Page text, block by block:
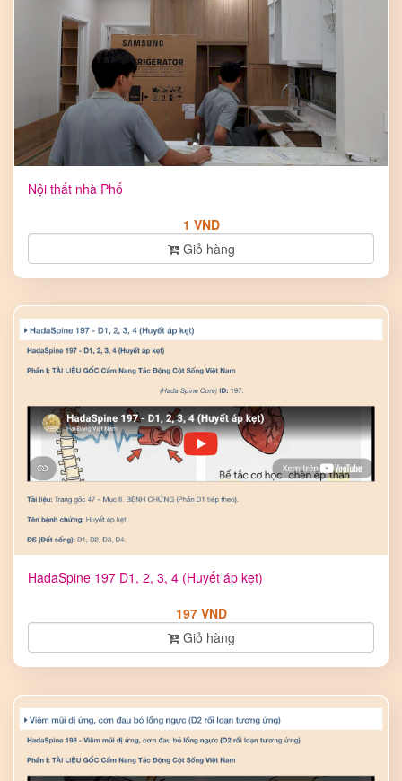
Nội thất nhà Phố
1 VND
Giỏ hàng
HadaSpine 197 D1, 2, 3, 4 (Huyết áp kẹt)
197 VND
Giỏ hàng